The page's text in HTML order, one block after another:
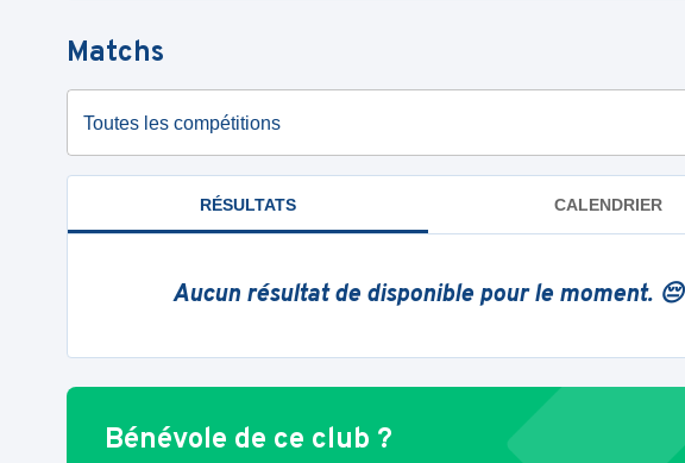
Matchs
Toutes les compétitions
RÉSULTATS CALENDRIER
Aucun résultat de disponible pour le moment. 😔
Bénévole de ce club ?